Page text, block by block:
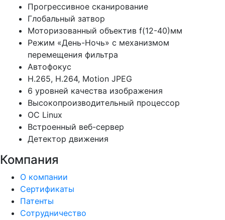
Прогрессивное сканирование
Глобальный затвор
Моторизованный объектив f(12-40)мм
Режим «День-Ночь» с механизмом
перемещения фильтра
Автофокус
H.265, H.264, Motion JPEG
6 уровней качества изображения
Высокопроизводительный процессор
ОС Linux
Встроенный веб-сервер
Детектор движения
Компания
О компании
Сертификаты
Патенты
Сотрудничество